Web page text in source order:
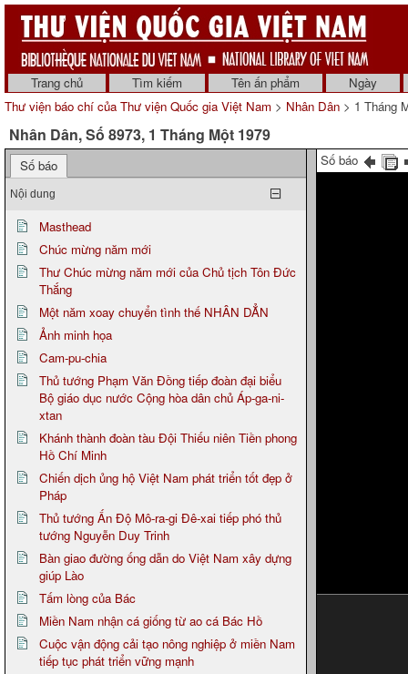
Trang chủ Tìm kiếm Tên ấn phẩm
Ngày
Thư viện báo chí của Thư viện Quốc gia Việt Nam > Nhân Dân > 1 Tháng
Nhân Dân, Số 8973, 1 Tháng Một 1979
Số báo
Nội dung
Masthead
Chúc mừng năm mới
Thư Chúc mừng năm mới của Chủ tịch Tôn Đức
Thắng
Một năm xoay chuyển tình thế NHÂN DẲN
Ảnh minh họa
Cam-pu-chia
Thủ tướng Phạm Văn Đồng tiếp đoàn đại biểu
Bộ giáo dục nước Cộng hòa dân chủ Áp-ga-ni-
xtan
Khánh thành đoàn tàu Đội Thiếu niên Tiền phong
Hồ Chí Minh
Chiến dịch ủng hộ Việt Nam phát triển tốt đẹp ở
Pháp
Thủ tướng Ấn Độ Mô-ra-gi Đê-xai tiếp phó thủ
tướng Nguyễn Duy Trinh
Bàn giao đường ống dẫn do Việt Nam xây dựng
giúp Lào
Tấm lòng của Bác
Miền Nam nhận cá giống từ ao cá Bác Hồ
Cuộc vận động cải tạo nông nghiệp ở miền Nam
tiếp tục phát triển vững mạnh
Số báo